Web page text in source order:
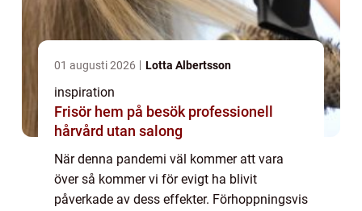
01 augusti 2026 Lotta Albertsson
inspiration
Frisör hem på besök professionell
hårvård utan salong
När denna pandemi väl kommer att vara
över så kommer vi för evigt ha blivit
påverkade av dess effekter. Förhoppningsvis